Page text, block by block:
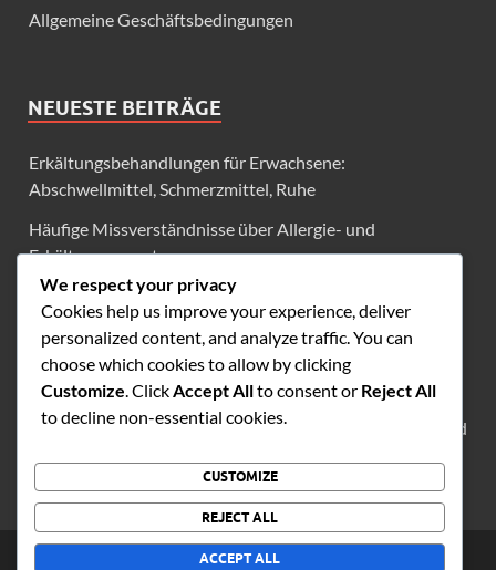
Allgemeine Geschäftsbedingungen
NEUESTE BEITRÄGE
Erkältungsbehandlungen für Erwachsene:
Abschwellmittel, Schmerzmittel, Ruhe
Häufige Missverständnisse über Allergie- und
Erkältungssymptome
Saisonale Allergiesymptome: Unterschiede zwischen
Erwachsenen und Kindern
Saisonale Allergien und Erkältungen: Überlappung der
Symptome erklärt
Bewertung von Verschreibungsoptionen für Allergien und
startrekmodelle.de
We respect your privacy
Cookies help us improve your experience, deliver
personalized content, and analyze traffic. You can
choose which cookies to allow by clicking
Customize . Click Accept Allto consent or Reject All
to decline non-essential cookies.
CUSTOMIZE
REJECT ALL
ACCEPT ALL